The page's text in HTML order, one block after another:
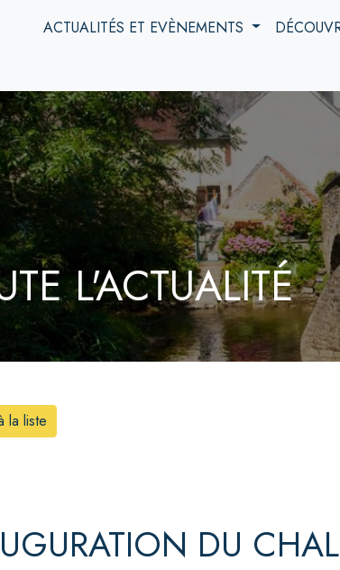
ACTUALITÉS ET EVÈNEMENTS
L'ACTUALITÉ
la liste
DU